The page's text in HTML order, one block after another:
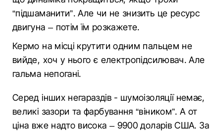
“підшаманити”. Але чи не знизить це ресурс
двигуна – потім їм розкажете.
Кермо на місці крутити одним пальцем не
вийде, хоч у нього є електропідсилювач. Але
гальма непогані.
Серед інших негараздів - шумоізоляції немає,
великі зазори та фарбування “віником”. А от
ціна вже надто висока – 9900 доларів США. За